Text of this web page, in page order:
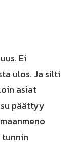
Ei
ulos. Ja silti
asiat
päättyy
tunnin